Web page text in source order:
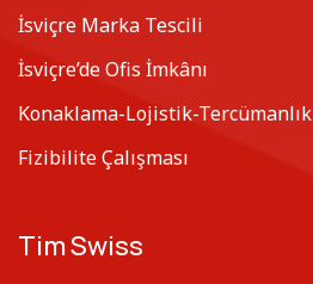
İsviçre Marka Tescili
İsviçre’de Ofis İmkânı
Konaklama-Lojistik-Tercümanlık
Fizibilite Çalışması
Tim Swiss